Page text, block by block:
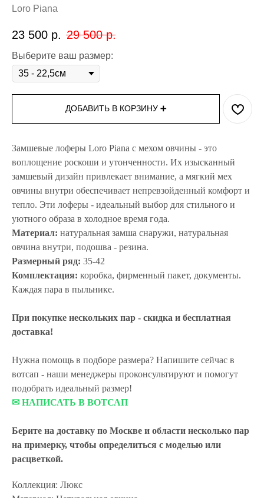
Loro Piana
23 500 р. 29 500 р.
Выберите ваш размер:
ДОБАВИТЬ В КОРЗИНУ ➕
Замшевые лоферы Loro Piana с мехом овчины - это
воплощение роскоши и утонченности. Их изысканный
замшевый дизайн привлекает внимание, а мягкий мех
овчины внутри обеспечивает непревзойденный комфорт и
тепло. Эти лоферы - идеальный выбор для стильного и
уютного образа в холодное время года.
Материал: натуральная замша снаружи, натуральная
овчина внутри, подошва - резина.
Размерный ряд: 35-42
Комплектация: коробка, фирменный пакет, документы.
Каждая пара в пыльнике.
При покупке нескольких пар - скидка и бесплатная
доставка!
Нужна помощь в подборе размера? Напишите сейчас в
вотсап - наши менеджеры проконсультируют и помогут
подобрать идеальный размер!
✉ НАПИСАТЬ В ВОТСАП
Берите на доставку по Москве и области несколько пар
на примерку, чтобы определиться с моделью или
расцветкой.
Коллекция: Люкс